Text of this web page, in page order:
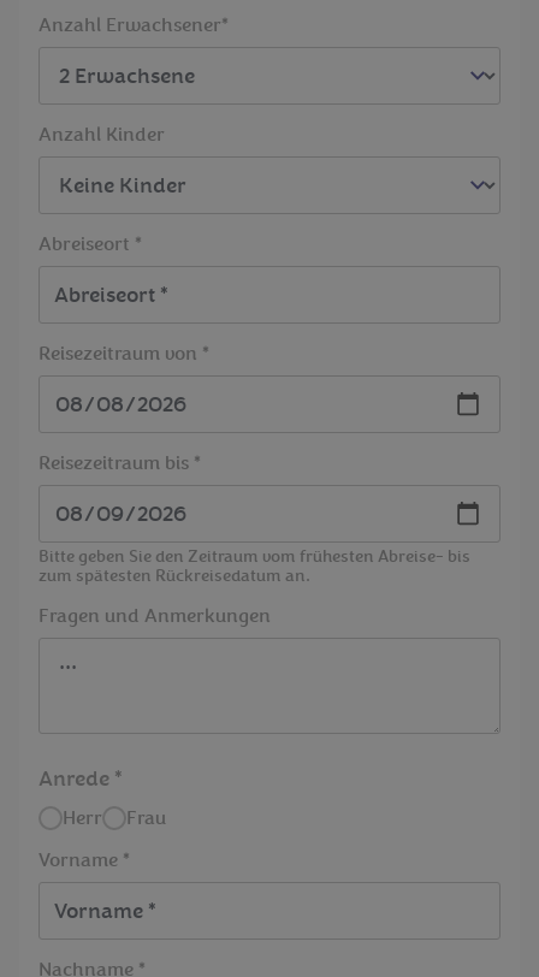
Anzahl Erwachsener*
Anzahl Kinder
Abreiseort *
Reisezeitraum von *
Reisezeitraum bis *
Bitte geben Sie den Zeitraum vom frühesten Abreise- bis
zum spätesten Rückreisedatum an.
Fragen und Anmerkungen
Anrede
Herr
Frau
Vorname *
Nachname *